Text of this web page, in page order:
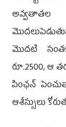
అవ్వతాతల
మొదటి
రూ.2500, ఆ
పింఛన్‌
ఆశీస్సులు